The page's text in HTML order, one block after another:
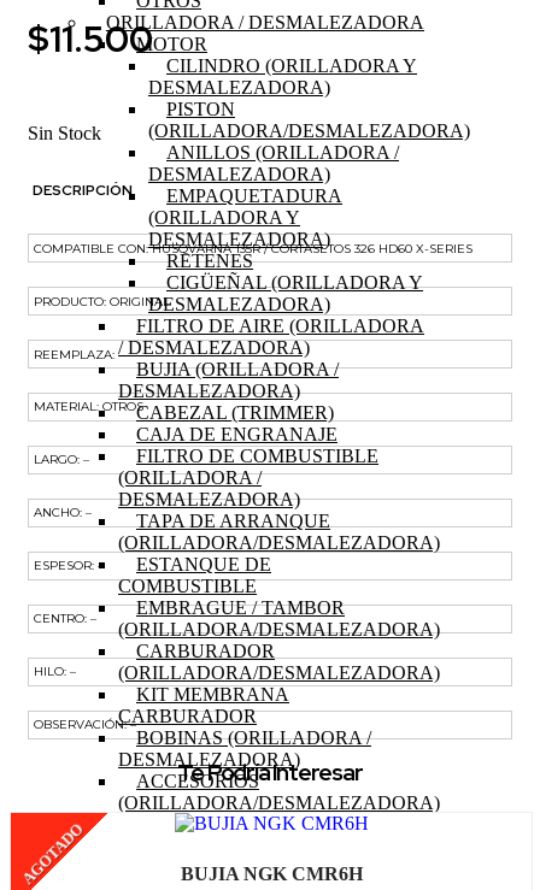
ORILLADORA / DESMALEZADORA
MOTOR
CILINDRO (ORILLADORA Y
DESMALEZADORA)
PISTON
(ORILLADORA/DESMALEZADORA)
ANILLOS (ORILLADORA /
DESMALEZADORA)
EMPAQUETADURA
(ORILLADORA Y
DESMALEZADORA)
RETENES
CIGÜEÑAL (ORILLADORA Y
DESMALEZADORA)
FILTRO DE AIRE (ORILLADORA
/ DESMALEZADORA)
BUJIA (ORILLADORA /
DESMALEZADORA)
CABEZAL (TRIMMER)
CAJA DE ENGRANAJE
FILTRO DE COMBUSTIBLE
(ORILLADORA /
DESMALEZADORA)
TAPA DE ARRANQUE
(ORILLADORA/DESMALEZADORA)
ESTANQUE DE
COMBUSTIBLE
EMBRAGUE / TAMBOR
(ORILLADORA/DESMALEZADORA)
CARBURADOR
(ORILLADORA/DESMALEZADORA)
KIT MEMBRANA
CARBURADOR
BOBINAS (ORILLADORA /
DESMALEZADORA)
ACCESORIOS
(ORILLADORA/DESMALEZADORA)
OTROS (ORILLADORA
TRACTOR
$11.500
Sin Stock
DESCRIPCIÓN
COMPATIBLE CON: HUSQVARNA 135R / CORTASETOS 326 HD60 X-SERIES
PRODUCTO: ORIGINAL
REEMPLAZA: –
MATERIAL: OTROS
LARGO: –
ANCHO: –
ESPESOR: –
CENTRO: –
HILO: –
OBSERVACIÓN: –
Te Podría Interesar
BUJIA NGK CMR6H
AGOTADO